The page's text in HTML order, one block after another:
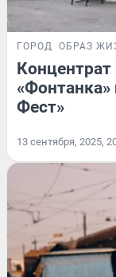
ГОРОД ОБРАЗ
Концентрат
Фест»
13 сентября, 2025,